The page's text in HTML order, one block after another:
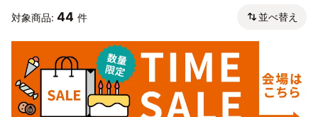
対象商品: 44 件 並べ替え